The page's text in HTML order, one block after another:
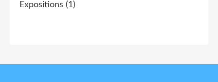
Expositions (1)